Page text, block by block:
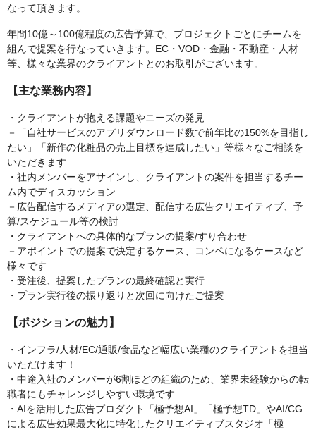
なって頂きます。
年間10億～100億程度の広告予算で、プロジェクトごとにチームを
組んで提案を行なっていきます。EC・VOD・金融・不動産・人材
等、様々な業界のクライアントとのお取引がございます。
【主な業務内容】
・クライアントが抱える課題やニーズの発見
－「自社サービスのアプリダウンロード数で前年比の150%を目指し
たい」「新作の化粧品の売上目標を達成したい」等様々なご相談を
いただきます
・社内メンバーをアサインし、クライアントの案件を担当するチー
ム内でディスカッション
－広告配信するメディアの選定、配信する広告クリエイティブ、予
算/スケジュール等の検討
・クライアントへの具体的なプランの提案/すり合わせ
－アポイントでの提案で決定するケース、コンペになるケースなど
様々です
・受注後、提案したプランの最終確認と実行
・プラン実行後の振り返りと次回に向けたご提案
【ポジションの魅力】
・インフラ/人材/EC/通販/食品など幅広い業種のクライアントを担当
いただけます！
・中途入社のメンバーが6割ほどの組織のため、業界未経験からの転
職者にもチャレンジしやすい環境です
・AIを活用した広告プロダクト「極予想AI」「極予想TD」やAI/CG
による広告効果最大化に特化したクリエイティブスタジオ「極